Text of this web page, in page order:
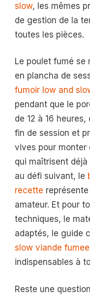
slow, les mêmes
de gestion de la
toutes les pièces.
Le poulet fumé se
en plancha de
fumoir low and
pendant que le
de 12 à 16
fin de session et
vives pour monter
qui maîtrisent
au défi suivant, le
recette
amateur. Et pour
techniques, le
adaptés, le guide
slow viande fumee
indispensables à
Reste une